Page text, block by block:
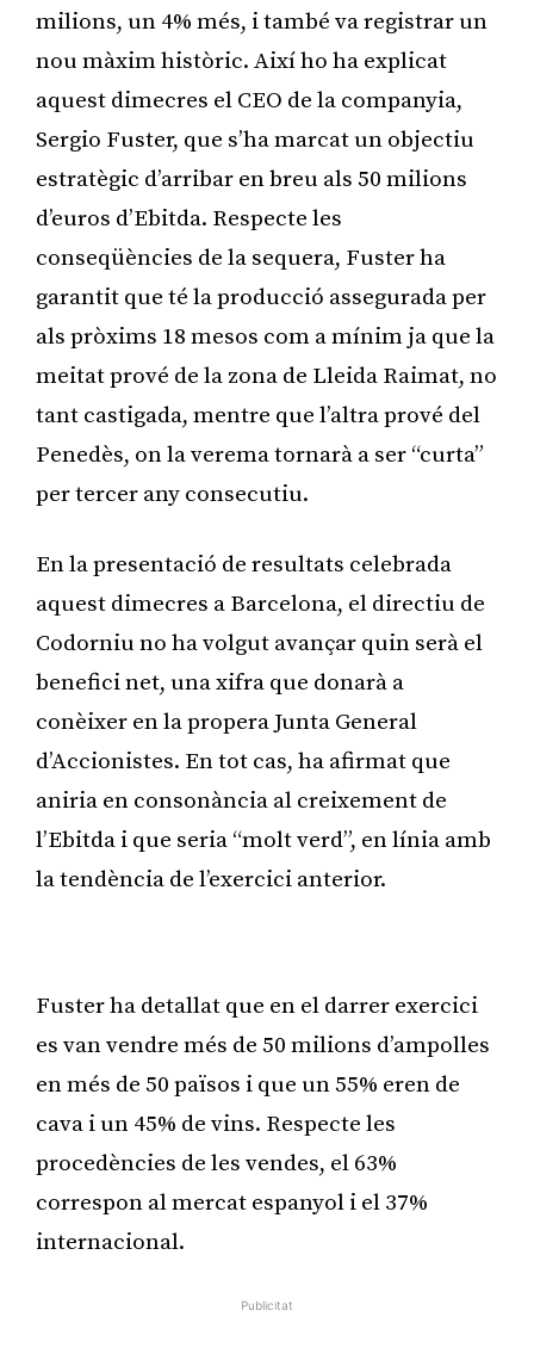
milions, un 4% més, i també va registrar un
nou màxim històric. Així ho ha explicat
aquest dimecres el CEO de la companyia,
Sergio Fuster, que s’ha marcat un objectiu
estratègic d’arribar en breu als 50 milions
d’euros d’Ebitda. Respecte les
conseqüències de la sequera, Fuster ha
garantit que té la producció assegurada per
als pròxims 18 mesos com a mínim ja que la
meitat prové de la zona de Lleida Raimat, no
tant castigada, mentre que l’altra prové del
Penedès, on la verema tornarà a ser “curta”
per tercer any consecutiu.
En la presentació de resultats celebrada
aquest dimecres a Barcelona, el directiu de
Codorniu no ha volgut avançar quin serà el
benefici net, una xifra que donarà a
conèixer en la propera Junta General
d’Accionistes. En tot cas, ha afirmat que
aniria en consonància al creixement de
l’Ebitda i que seria “molt verd”, en línia amb
la tendència de l’exercici anterior.
Fuster ha detallat que en el darrer exercici
es van vendre més de 50 milions d’ampolles
en més de 50 països i que un 55% eren de
cava i un 45% de vins. Respecte les
procedències de les vendes, el 63%
correspon al mercat espanyol i el 37%
internacional.
Publicitat